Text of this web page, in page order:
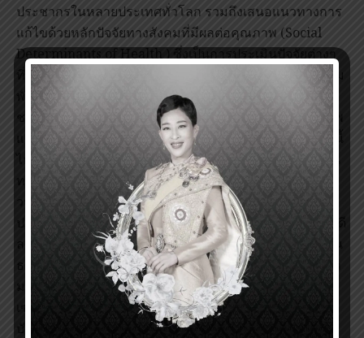
ประชากรในหลายประเทศทั่วโลก รวมถึงเสนอแนวทางการ
แก้ไขด้วยหลักปัจจัยทางสังคมที่มีผลต่อคุณภาพ (Social
Determinants of Health ) ซึ่งเป็นการประเมินปัจจัยต่างๆ
ที่มีผลกระทบต่อสุขภาพ การป้องกันโรค และการสร้างเสริม
พัฒนาศักยภาพของคนอย่างยั่งยืน ตั้งแต่แรกเกิดจนถึงวัย
ชรา รวมถึงการคำนึงถึงปัจจัยด้านสิ่งแวดล้อม ชุมชน อาชีพ
และรายได้ ซึ่งรัฐบาลของประเทศอังกฤษได้นำองค์ความรู้นี้
ไปพัฒนาประเทศ และได้กระจายออกไปอย่างกว้างขวางใน
ทวีปยุโรป ต่อมาองค์การอนามัยโลกได้นำแนวคิดนี้ไป
วางแผนกลยุทธ์เป็นนโยบายสาธารณะ มีผลต่อแนวทาง
ปฏิบัติด้านสุขภาพทั่วโลก ส่งเสริมให้ประชากรมีสุขภาวะที่ดี
ลดช่องว่างความไม่เท่าเทียมกันทางสุขภาพ สร้างความเป็น
ธรรมด้านสุขภาพ เป็นประโยชน์ต่อสุขภาพอนามัยของมวล
มนุษย์หลายร้อยล้านคนทั่วโลก
เซอร์ไมเคิล กิเดียน มาร์มอต สำเร็จการศึกษาแพทยศาสตร
บัณฑิตจากมหาวิทยาลัยซิดนีย์ ประเทศออสเตรเลีย